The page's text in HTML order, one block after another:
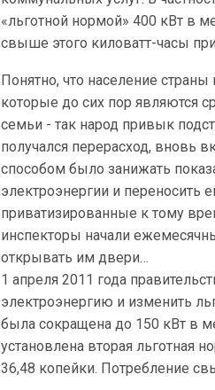
«льготной нормой» 400 кВт в
свыше этого киловатт-часы
Понятно, что население страны
которые до сих пор являются
семьи - так народ привык
получался перерасход, вновь
способом было занижать
электроэнергии и переносить
приватизированные к тому
инспекторы начали
открывать им двери…
1 апреля 2011 года
электроэнергию и изменить
была сокращена до 150 кВт в
установлена вторая льготная
36,48 копейки. Потребление